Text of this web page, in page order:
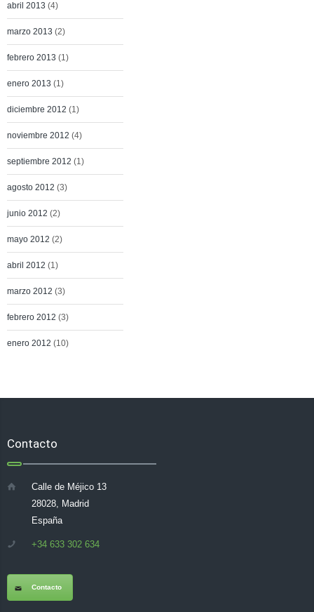
abril 2013 (4)
marzo 2013 (2)
febrero 2013 (1)
enero 2013 (1)
diciembre 2012 (1)
noviembre 2012 (4)
septiembre 2012 (1)
agosto 2012 (3)
junio 2012 (2)
mayo 2012 (2)
abril 2012 (1)
marzo 2012 (3)
febrero 2012 (3)
enero 2012 (10)
Contacto
Calle de Méjico 13
28028, Madrid
España
+34 633 302 634
Contacto